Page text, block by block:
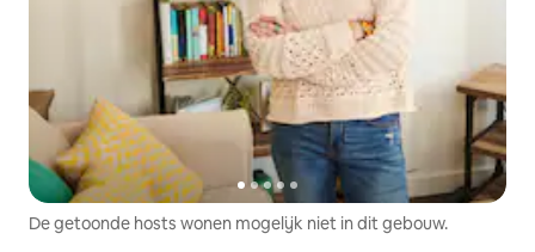
De getoonde hosts wonen mogelijk niet in dit gebouw.